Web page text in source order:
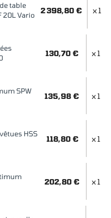
table
20L Vario
2 398,80 € x 1
130,70 € x 1
SPW
135,98 € x 1
HSS
118,80 € x 1
202,80 € x 1